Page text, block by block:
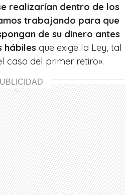
realizarían dentro de los
trabajando para que
de su dinero antes
hábiles que exige la Ley, tal
caso del primer retiro».